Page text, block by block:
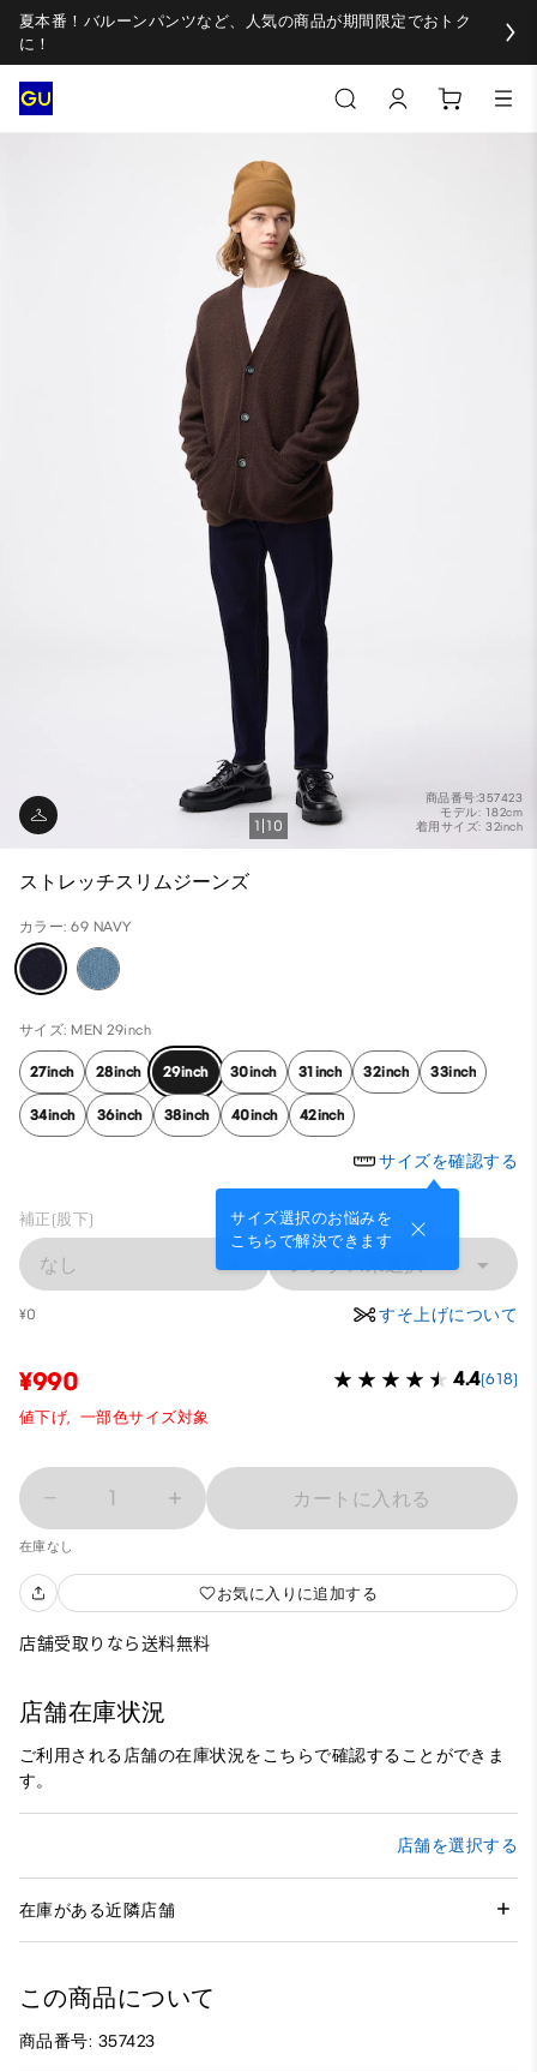
夏本番！バルーンパンツなど、人気の商品が期間限定でおトク
に！
商品番号:357423
モデル: 182cm
着用サイズ: 32inch
1 10
ストレッチスリムジーンズ
カラー: 69 NAVY
サイズ: MEN 29inch
27inch 28inch 29inch 30inch 31inch 32inch 33inch
34inch 36inch 38inch 40inch 42inch
サイズを確認する
サイズ選択のお悩みを
こちらで解決できます
補正(股下)
なし レングス未選択
¥0 すそ上げについて
¥990 4.4(618)
値下げ, 一部色サイズ対象
1 カートに入れる
在庫なし
お気に入りに追加する
店舗受取りなら送料無料
店舗在庫状況
ご利用される店舗の在庫状況をこちらで確認することができま
す。
店舗を選択する
在庫がある近隣店舗
この商品について
商品番号: 357423